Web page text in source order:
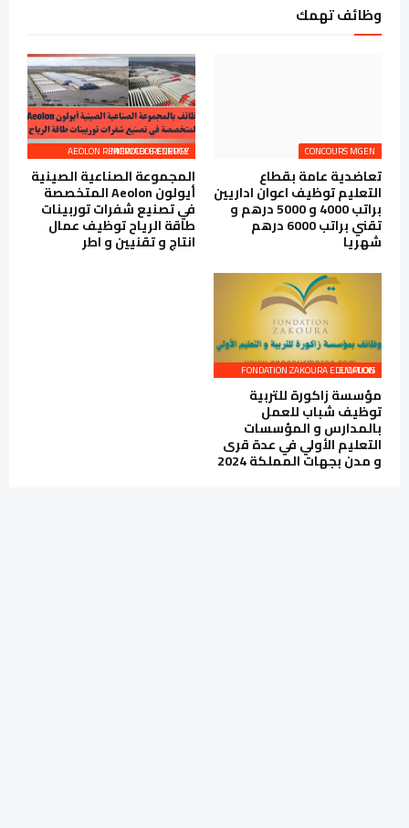
وظائف تهمك
CONCOURS MGEN
تعاضدية عامة بقطاع
التعليم توظيف اعوان اداريين
براتب 4000 و 5000 درهم و
تقني براتب 6000 درهم
شهريا
AEOLON RENEWABLE ENERGY MOROCCO RECRUTE
المجموعة الصناعية الصينية
أيولون Aeolon المتخصصة
في تصنيع شفرات توربينات
طاقة الرياح توظيف عمال
انتاج و تقنيين و اطر
FONDATION ZAKOURA EDUCATION EMPLOIS
مؤسسة زاكورة للتربية
توظيف شباب للعمل
بالمدارس و المؤسسات
التعليم الأولي في عدة قرى
و مدن بجهات المملكة 2024